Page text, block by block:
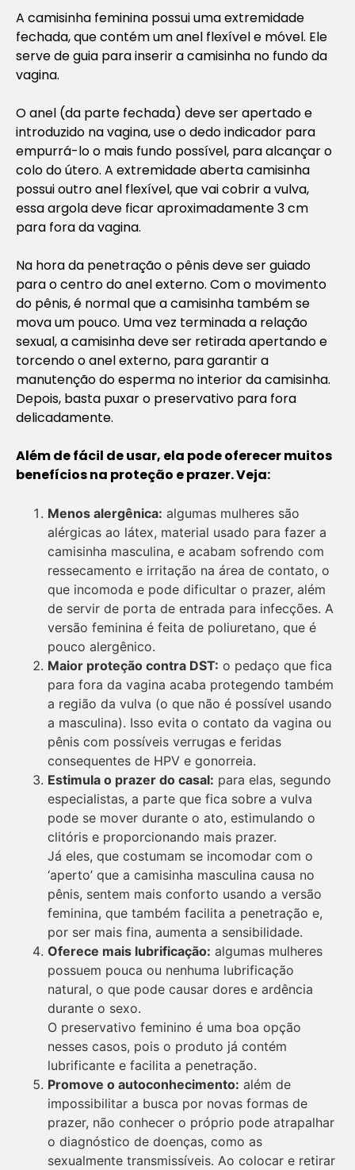
A camisinha feminina possui uma extremidade
fechada, que contém um anel flexível e móvel. Ele
serve de guia para inserir a camisinha no fundo da
vagina.
O anel (da parte fechada) deve ser apertado e
introduzido na vagina, use o dedo indicador para
empurrá-lo o mais fundo possível, para alcançar o
colo do útero. A extremidade aberta camisinha
possui outro anel flexível, que vai cobrir a vulva,
essa argola deve ficar aproximadamente 3 cm
para fora da vagina.
Na hora da penetração o pênis deve ser guiado
para o centro do anel externo. Com o movimento
do pênis, é normal que a camisinha também se
mova um pouco. Uma vez terminada a relação
sexual, a camisinha deve ser retirada apertando e
torcendo o anel externo, para garantir a
manutenção do esperma no interior da camisinha.
Depois, basta puxar o preservativo para fora
delicadamente.
Além de fácil de usar, ela pode oferecer muitos
benefícios na proteção e prazer. Veja:
Menos alergênica: algumas mulheres são
alérgicas ao látex, material usado para fazer a
camisinha masculina, e acabam sofrendo com
ressecamento e irritação na área de contato, o
que incomoda e pode dificultar o prazer, além
de servir de porta de entrada para infecções. A
versão feminina é feita de poliuretano, que é
pouco alergênico.
Maior proteção contra DST: o pedaço que fica
para fora da vagina acaba protegendo também
a região da vulva (o que não é possível usando
a masculina). Isso evita o contato da vagina ou
pênis com possíveis verrugas e feridas
consequentes de HPV e gonorreia.
Estimula o prazer do casal: para elas, segundo
especialistas, a parte que fica sobre a vulva
pode se mover durante o ato, estimulando o
clitóris e proporcionando mais prazer.
Já eles, que costumam se incomodar com o
‘aperto’ que a camisinha masculina causa no
pênis, sentem mais conforto usando a versão
feminina, que também facilita a penetração e,
por ser mais fina, aumenta a sensibilidade.
Oferece mais lubrificação: algumas mulheres
possuem pouca ou nenhuma lubrificação
natural, o que pode causar dores e ardência
durante o sexo.
O preservativo feminino é uma boa opção
nesses casos, pois o produto já contém
lubrificante e facilita a penetração.
Promove o autoconhecimento: além de
impossibilitar a busca por novas formas de
prazer, não conhecer o próprio pode atrapalhar
o diagnóstico de doenças, como as
sexualmente transmissíveis. Ao colocar e retirar